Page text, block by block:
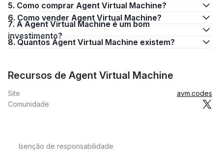
5. Como comprar Agent Virtual Machine?
6. Como vender Agent Virtual Machine?
7. A Agent Virtual Machine é um bom
investimento?
8. Quantos Agent Virtual Machine existem?
Recursos de Agent Virtual Machine
Site
avm.codes
Comunidade
Isenção de responsabilidade